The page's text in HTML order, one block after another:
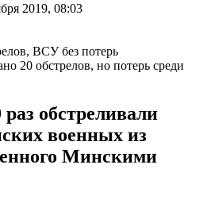
2019, 08:03
20 обстрелов, но потерь среди
обстреливали
военных из
Минскими